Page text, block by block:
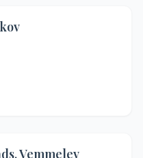
Vemmelev